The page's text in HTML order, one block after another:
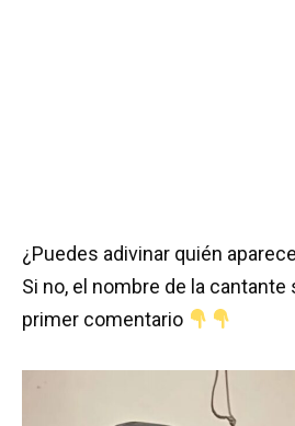
¿Puedes adivinar quién
Si no, el nombre de la cantante
primer comentario